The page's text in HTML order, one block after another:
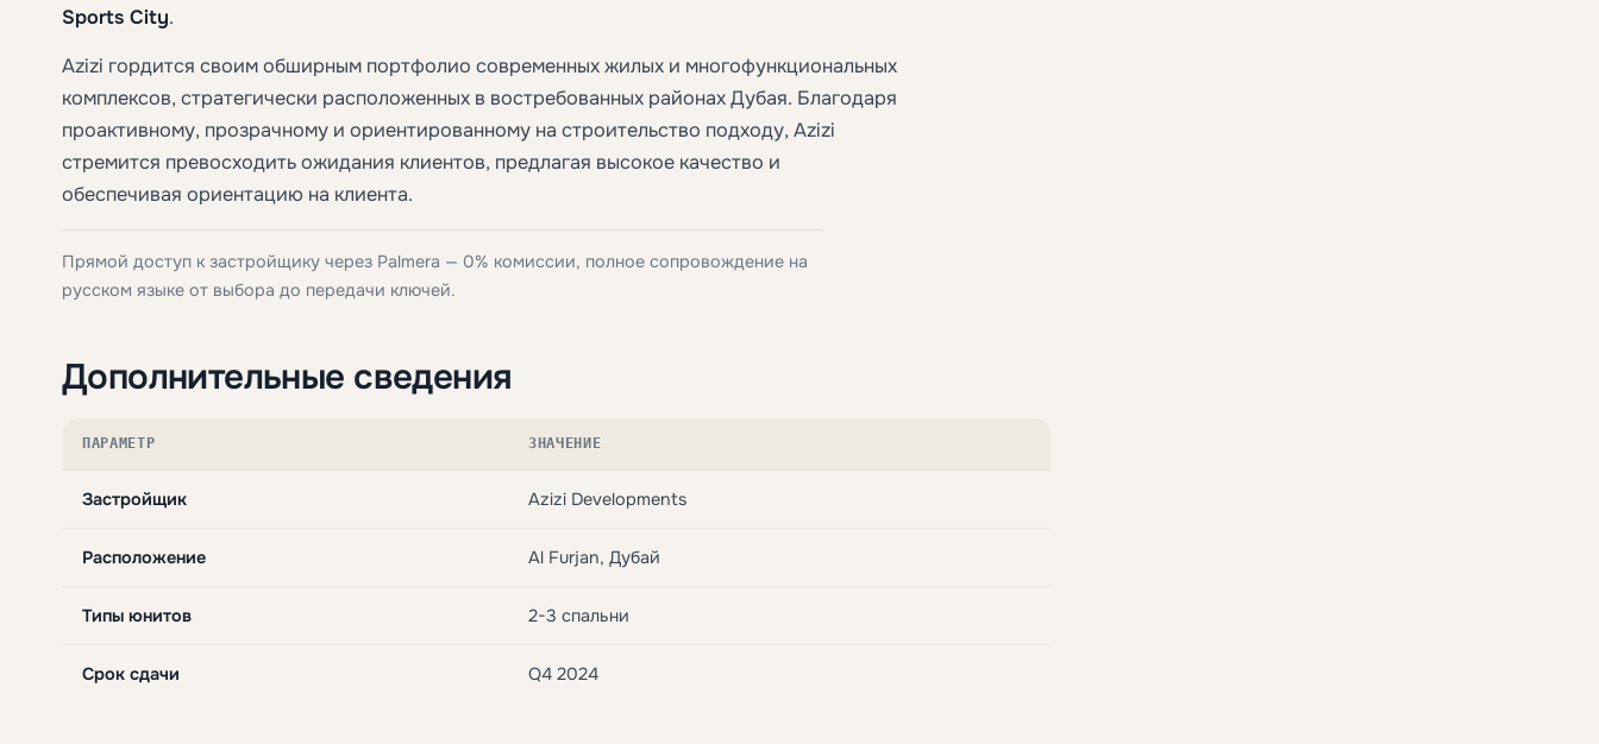
Sports City.
Azizi гордится своим обширным портфолио современных жилых и многофункциональных
комплексов, стратегически расположенных в востребованных районах Дубая. Благодаря
проактивному, прозрачному и ориентированному на строительство подходу, Azizi
стремится превосходить ожидания клиентов, предлагая высокое качество и
обеспечивая ориентацию на клиента.
Прямой доступ к застройщику через Palmera — 0% комиссии, полное сопровождение на
русском языке от выбора до передачи ключей.
Дополнительные сведения
ПАРАМЕТР ЗНАЧЕНИЕ
Застройщик Azizi Developments
Расположение Al Furjan, Дубай
Типы юнитов 2-3 спальни
Срок сдачи Q4 2024